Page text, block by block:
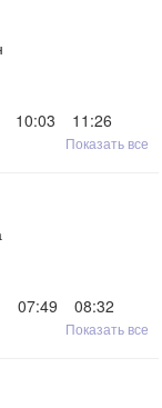
10:03
11:26
Показать все
07:49
08:32
Показать все